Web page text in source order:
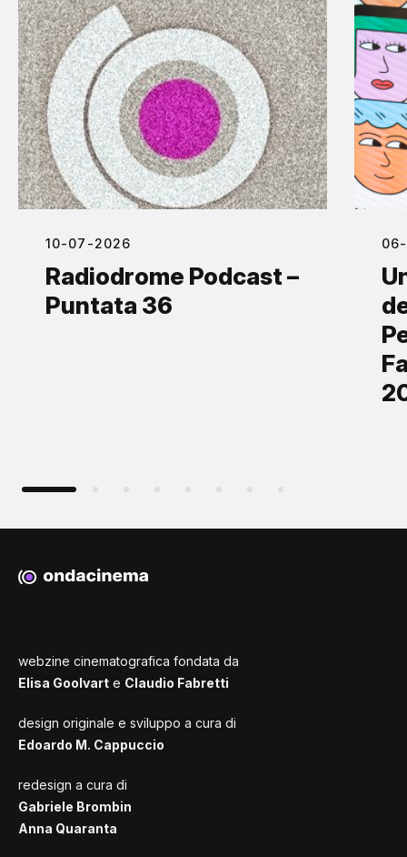
10-07-2026
Radiodrome Podcast –
Puntata 36
webzine cinematografica fondata da
Elisa Goolvart e Claudio Fabretti
design originale e sviluppo a cura di
Edoardo M. Cappuccio
redesign a cura di
Gabriele Brombin
Anna Quaranta